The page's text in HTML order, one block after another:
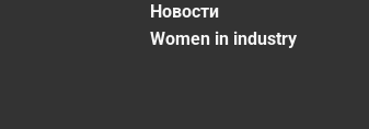
Новости
Women in industry